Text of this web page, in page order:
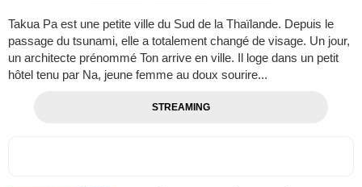
Takua Pa est une petite ville du Sud de la Thaïlande. Depuis le
passage du tsunami, elle a totalement changé de visage. Un jour,
un architecte prénommé Ton arrive en ville. Il loge dans un petit
hôtel tenu par Na, jeune femme au doux sourire...
STREAMING